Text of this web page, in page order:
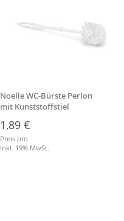
Noelle WC-Bürste Perlon
mit Kunststoffstiel
1,89 €
Preis pro
Inkl. 19% MwSt.